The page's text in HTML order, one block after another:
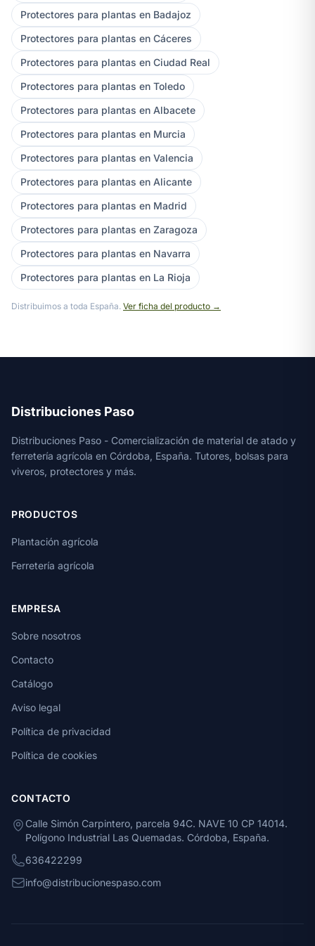
Protectores para plantas en Badajoz
Protectores para plantas en Cáceres
Protectores para plantas en Ciudad Real
Protectores para plantas en Toledo
Protectores para plantas en Albacete
Protectores para plantas en Murcia
Protectores para plantas en Valencia
Protectores para plantas en Alicante
Protectores para plantas en Madrid
Protectores para plantas en Zaragoza
Protectores para plantas en Navarra
Protectores para plantas en La Rioja
Distribuimos a toda España. Ver ficha del producto →
Distribuciones Paso
Distribuciones Paso - Comercialización de material de atado y
ferretería agrícola en Córdoba, España. Tutores, bolsas para
viveros, protectores y más.
PRODUCTOS
Plantación agrícola
Ferretería agrícola
EMPRESA
Sobre nosotros
Contacto
Catálogo
Aviso legal
Política de privacidad
Política de cookies
CONTACTO
Calle Simón Carpintero, parcela 94C. NAVE 10 CP 14014.
Polígono Industrial Las Quemadas. Córdoba, España.
636422299
info@distribucionespaso.com